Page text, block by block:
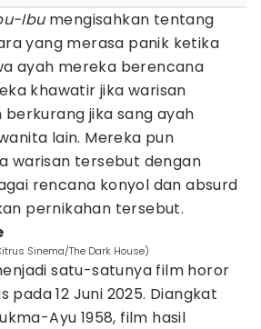
Ibumengisahkan tentang
yang merasa panik ketika
ayah mereka berencana
khawatir jika warisan
jika sang ayah
lain. Mereka pun
warisan tersebut dengan
rencana konyol dan absurd
pernikahan tersebut.
Sinema/The Dark House)
satu-satunya film horor
pada 12 Juni 2025. Diangkat
Ayu 1958, film hasil